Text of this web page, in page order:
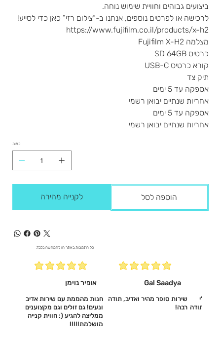
ביצועים גבוהים וחוויית שימוש נוחה.
לרכישה או לפרטים נוספים, אנחנו ב-“צילום רזי” כאן כדי לסייע!
https://www.fujifilm.co.il/products/x-h2
מצלמה Fujifilm X-H2
כרטיס SD 64GB
קורא כרטיס USB-C
תיק צד
אספקה עד 5 ימים
אחריות שנתיים יבואן רשמי
אספקה עד 5 ימים
אחריות שנתיים יבואן רשמי
כמות
הוספה לסל לקנייה מהירה
כל התמונות באתר הן להמחשה בלבד.
אופיר נוימן
חנות מהממת עם שירות אדיב
ונעים! גם זולים וגם מקצוענים
ממליצה להגיע (: חווית קנייה
מושלמת!!!!!‎
Gal Saadya
שירות סופר מהיר ואדיב, תודה
רבה!
לי
תודה